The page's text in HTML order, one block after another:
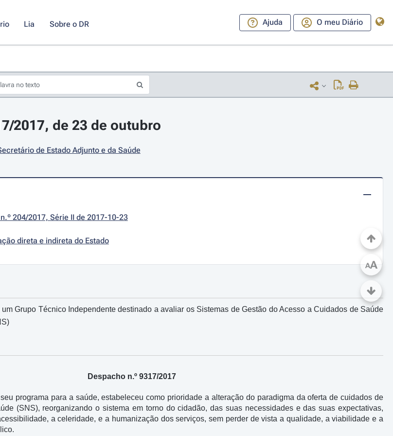
Lia Sobre o DR Ajuda O meu Diário
2017, de 23 de outubro
de Estado Adjunto e da Saúde
204/2017, Série II de 2017-10-23
direta e indireta do Estado
Grupo Técnico Independente destinado a avaliar os Sistemas de Gestão do Acesso a Cuidados de Saúde
Despacho n.º 9317/2017
programa para a saúde, estabeleceu como prioridade a alteração do paradigma da oferta de cuidados de
(SNS), reorganizando o sistema em torno do cidadão, das suas necessidades e das suas expectativas,
a celeridade, e a humanização dos serviços, sem perder de vista a qualidade, a viabilidade e a
AA